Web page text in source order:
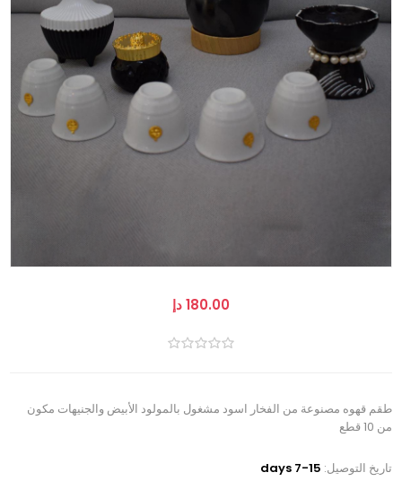
180.00 دإ
طقم قهوه مصنوعة من الفخار اسود مشغول بالمولود الأبيض والجنيهات مكون
من 10 قطع
تاريخ التوصيل: 7-15 days